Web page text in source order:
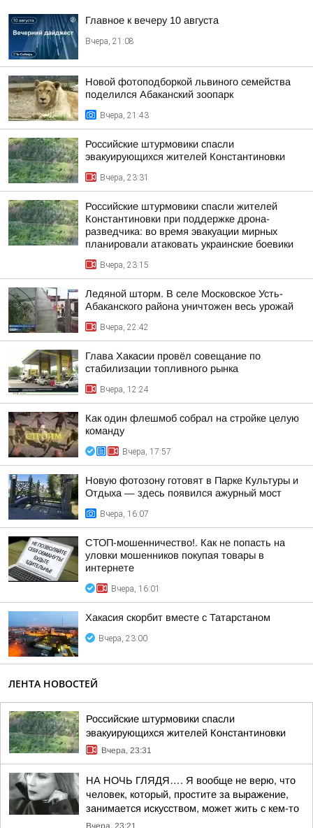
Главное к вечеру 10 августа
Вчера, 21:08
Новой фотоподборкой львиного семейства
поделился Абаканский зоопарк
Вчера, 21:43
Российские штурмовики спасли
эвакуирующихся жителей Константиновки
Вчера, 23:31
Российские штурмовики спасли жителей
Константиновки при поддержке дрона-
разведчика: во время эвакуации мирных
планировали атаковать украинские боевики
Вчера, 23:15
Ледяной шторм. В селе Московское Усть-
Абаканского района уничтожен весь урожай
Вчера, 22:42
Глава Хакасии провёл совещание по
стабилизации топливного рынка
Вчера, 12:24
Как один флешмоб собрал на стройке целую
команду
Вчера, 17:57
Новую фотозону готовят в Парке Культуры и
Отдыха — здесь появился ажурный мост
Вчера, 16:07
СТОП-мошенничество!. Как не попасть на
уловки мошенников покупая товары в
интернете
Вчера, 16:01
Хакасия скорбит вместе с Татарстаном
Вчера, 23:00
ЛЕНТА НОВОСТЕЙ
Российские штурмовики спасли
эвакуирующихся жителей Константиновки
Вчера, 23:31
НА НОЧЬ ГЛЯДЯ…. Я вообще не верю, что
человек, который, простите за выражение,
занимается искусством, может жить с кем-то
Вчера, 23:21